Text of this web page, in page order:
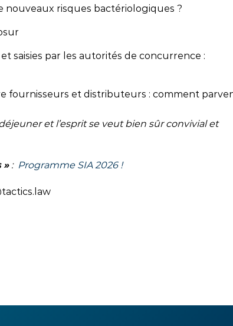
risques bactériologiques ?
saisies par les autorités de concurrence :
fournisseurs et distributeurs : comment
et l’esprit se veut bien sûr convivial et
»: Programme SIA 2026 !